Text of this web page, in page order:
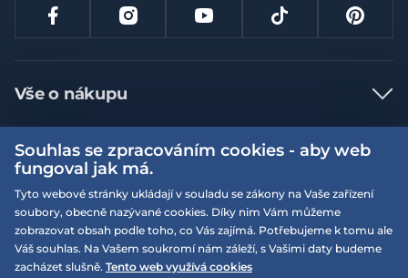
Vše o nákupu
Jak nakupovat
Nejčastější dotazy
Doprava a platba
Vrácení a výměna zboží
Reklamace
Více informací
Obchodní podmínky
Podmínky EQS věrnostního klubu
On-line katalogy
Naše prodejny
EQS Rudná
Souhlas se zpracováním cookies - aby web
fungoval jak má.
Tyto webové stránky ukládají v souladu se zákony na Vaše zařízení
soubory, obecně nazývané cookies. Díky nim Vám můžeme
zobrazovat obsah podle toho, co Vás zajímá. Potřebujeme k tomu ale
Váš souhlas. Na Vašem soukromí nám záleží, s Vašimi daty budeme
zacházet slušně. Tento web využívá cookies